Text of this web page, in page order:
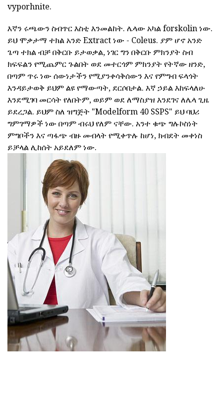
vyporhnite.
እኛን ሩጫውን ስብጥር እስቲ እንመልከት. ሌላው አካል forskolin ነው.
ይህ ሞቃታማ ተክል አንድ Extract ነው - Coleus. ያም ሆኖ አንድ
ጌጣ ተክል ብቻ በቅርቡ ይታወቃል, ነገር ግን በቅርቡ ምክንያት ስብ
ክፍፍልን የሚጨምር ጉልበት ወደ መተርጎም ምክንያት የትኛው ዘንድ,
በጣም ጥሩ ነው ሰውነታችን የሚያንቀሳቅሰውን እና የምግብ ፍላጎት
እንዳይታወቅ ይህም ልዩ የማውጣት, ደርሶበታል. እኛ ኃይል እከፍላለሁ
እንደሚገባ መርሳት የለበትም, ወይም ወደ ለማስያዝ እንደገና ለሌላ ጊዜ
ይደረጋል. ይህም ስለ ዝግጅት "Modelform 40 SSPS" ይህ ባህሪ
ግምገማዎች ነው በጣም ብሩህ የለም ናቸው. አንተ ቁጭ ግሉኮስነት
ምግቦችን እና ጣፋጭ ብዙ መብላት የሚቀጥሉ ከሆነ, ክብደት መቀነስ
ይቻላል ሊከሰት አይደለም ነው.